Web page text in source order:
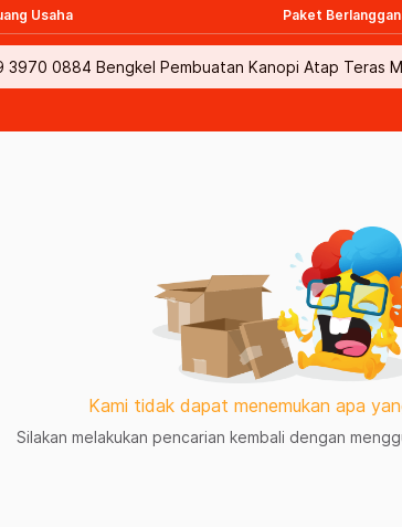
Usaha Paket
Kami tidak dapat menemukan apa
Silakan melakukan pencarian kembali dengan